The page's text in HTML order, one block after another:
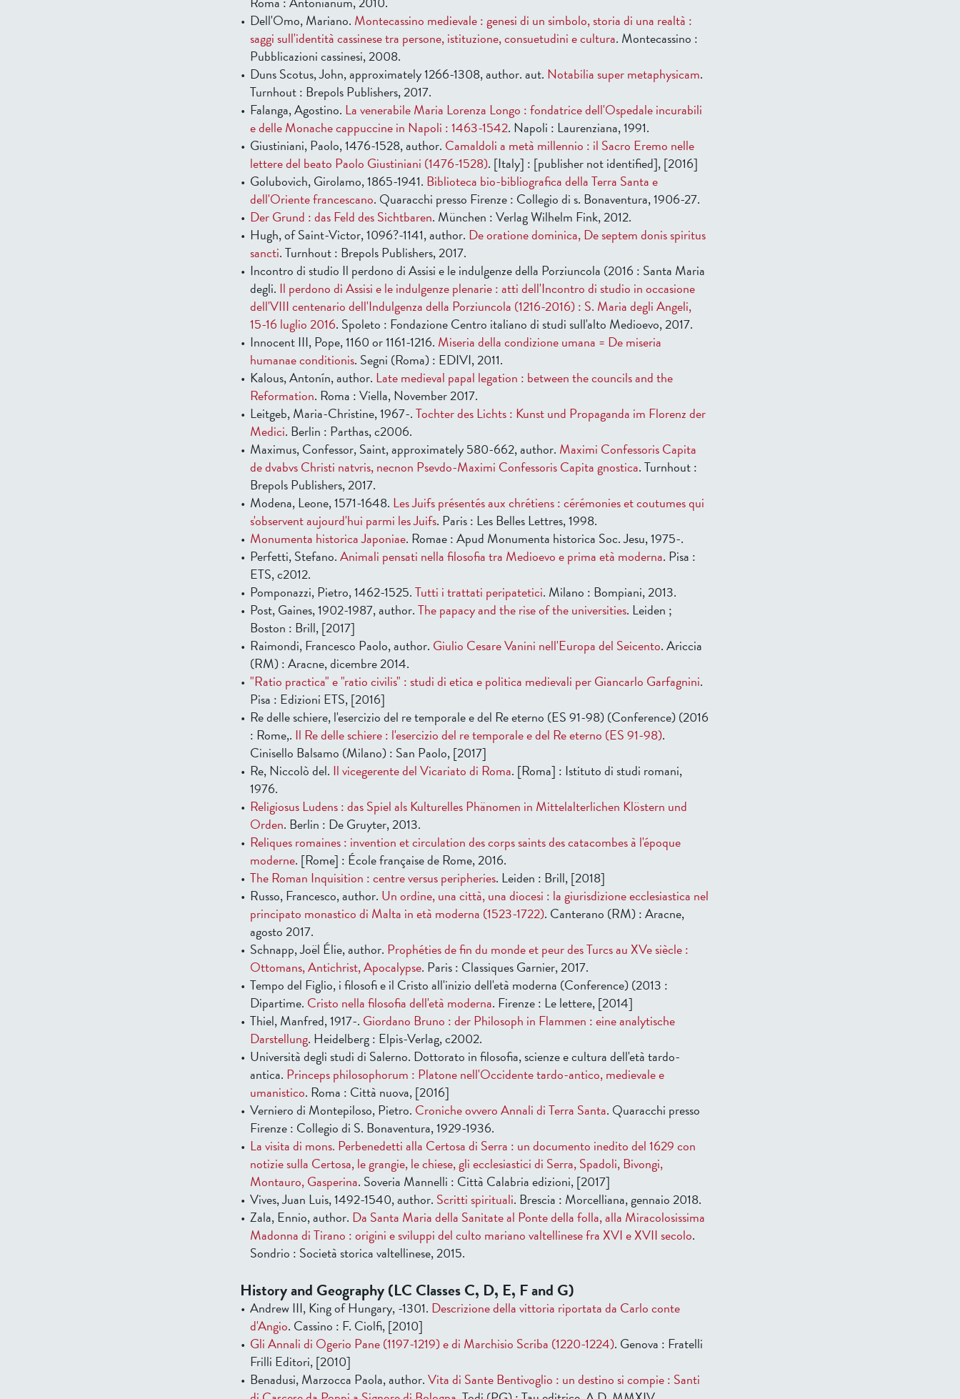
Dell'Omo, Mariano. Montecassino medievale : genesi di un simbolo, storia di una realtà :
saggi sull'identità cassinese tra persone, istituzione, consuetudini e cultura. Montecassino :
Pubblicazioni cassinesi, 2008.
Duns Scotus, John, approximately 1266-1308, author. aut. Notabilia super metaphysicam.
Turnhout : Brepols Publishers, 2017.
Falanga, Agostino. La venerabile Maria Lorenza Longo : fondatrice dell'Ospedale incurabili
e delle Monache cappuccine in Napoli : 1463-1542. Napoli : Laurenziana, 1991.
Giustiniani, Paolo, 1476-1528, author. Camaldoli a metà millennio : il Sacro Eremo nelle
lettere del beato Paolo Giustiniani (1476-1528). [Italy] : [publisher not identified], [2016]
Golubovich, Girolamo, 1865-1941. Biblioteca bio-bibliografica della Terra Santa e
dell'Oriente francescano. Quaracchi presso Firenze : Collegio di s. Bonaventura, 1906-27.
Der Grund : das Feld des Sichtbaren. München : Verlag Wilhelm Fink, 2012.
Hugh, of Saint-Victor, 1096?-1141, author. De oratione dominica, De septem donis spiritus
sancti. Turnhout : Brepols Publishers, 2017.
Incontro di studio Il perdono di Assisi e le indulgenze della Porziuncola (2016 : Santa Maria
degli. Il perdono di Assisi e le indulgenze plenarie : atti dell'Incontro di studio in occasione
dell'VIII centenario dell'Indulgenza della Porziuncola (1216-2016) : S. Maria degli Angeli,
15-16 luglio 2016. Spoleto : Fondazione Centro italiano di studi sull'alto Medioevo, 2017.
Innocent III, Pope, 1160 or 1161-1216. Miseria della condizione umana = De miseria
humanae conditionis. Segni (Roma) : EDIVI, 2011.
Kalous, Antonín, author. Late medieval papal legation : between the councils and the
Reformation. Roma : Viella, November 2017.
Leitgeb, Maria-Christine, 1967-.Tochter des Lichts : Kunst und Propaganda im Florenz der
Medici. Berlin : Parthas, c2006.
Maximus, Confessor, Saint, approximately 580-662, author. Maximi Confessoris Capita
de dvabvs Christi natvris, necnon Psevdo-Maximi Confessoris Capita gnostica. Turnhout :
Brepols Publishers, 2017.
Modena, Leone, 1571-1648. Les Juifs présentés aux chrétiens : cérémonies et coutumes qui
s'observent aujourd'hui parmi les Juifs. Paris : Les Belles Lettres, 1998.
Monumenta historica Japoniae. Romae : Apud Monumenta historica Soc. Jesu, 1975-.
Perfetti, Stefano.Animali pensati nella filosofia tra Medioevo e prima età moderna. Pisa :
ETS, c2012.
Pomponazzi, Pietro, 1462-1525.Tutti i trattati peripatetici. Milano : Bompiani, 2013.
Post, Gaines, 1902-1987, author.The papacy and the rise of the universities. Leiden ;
Boston : Brill, [2017]
Raimondi, Francesco Paolo, author. Giulio Cesare Vanini nell'Europa del Seicento. Ariccia
(RM) : Aracne, dicembre 2014.
"Ratio practica" e "ratio civilis" : studi di etica e politica medievali per Giancarlo Garfagnini.
Pisa : Edizioni ETS, [2016]
Re delle schiere, l'esercizio del re temporale e del Re eterno (ES 91-98) (Conference) (2016
: Rome,. Il Re delle schiere : l'esercizio del re temporale e del Re eterno (ES 91-98).
Cinisello Balsamo (Milano) : San Paolo, [2017]
Re, Niccolò del. Il vicegerente del Vicariato di Roma. [Roma] : Istituto di studi romani,
1976.
Religiosus Ludens : das Spiel als Kulturelles Phänomen in Mittelalterlichen Klöstern und
Orden. Berlin : De Gruyter, 2013.
Reliques romaines : invention et circulation des corps saints des catacombes à l'époque
moderne. [Rome] : École française de Rome, 2016.
The Roman Inquisition : centre versus peripheries. Leiden : Brill, [2018]
Russo, Francesco, author. Un ordine, una città, una diocesi : la giurisdizione ecclesiastica nel
principato monastico di Malta in età moderna (1523-1722). Canterano (RM) : Aracne,
agosto 2017.
Schnapp, Joël Élie, author. Prophéties de fin du monde et peur des Turcs au XVe siècle :
Ottomans, Antichrist, Apocalypse. Paris : Classiques Garnier, 2017.
Tempo del Figlio, i filosofi e il Cristo all'inizio dell'età moderna (Conference) (2013 :
Dipartime. Cristo nella filosofia dell'età moderna. Firenze : Le lettere, [2014]
Thiel, Manfred, 1917-. Giordano Bruno : der Philosoph in Flammen : eine analytische
Darstellung. Heidelberg : Elpis-Verlag, c2002.
Università degli studi di Salerno. Dottorato in filosofia, scienze e cultura dell'età tardo-
antica. Princeps philosophorum : Platone nell'Occidente tardo-antico, medievale e
umanistico. Roma : Città nuova, [2016]
Verniero di Montepiloso, Pietro. Croniche ovvero Annali di Terra Santa. Quaracchi presso
Firenze : Collegio di S. Bonaventura, 1929-1936.
La visita di mons. Perbenedetti alla Certosa di Serra : un documento inedito del 1629 con
notizie sulla Certosa, le grangie, le chiese, gli ecclesiastici di Serra, Spadoli, Bivongi,
Montauro, Gasperina. Soveria Mannelli : Città Calabria edizioni, [2017]
Vives, Juan Luis, 1492-1540, author. Scritti spirituali. Brescia : Morcelliana, gennaio 2018.
Zala, Ennio, author. Da Santa Maria della Sanitate al Ponte della folla, alla Miracolosissima
Madonna di Tirano : origini e sviluppi del culto mariano valtellinese fra XVI e XVII secolo.
Sondrio : Società storica valtellinese, 2015.
History and Geography (LC Classes C, D, E, F and G)
Andrew III, King of Hungary, -1301. Descrizione della vittoria riportata da Carlo conte
d'Angio. Cassino : F. Ciolfi, [2010]
Gli Annali di Ogerio Pane (1197-1219) e di Marchisio Scriba (1220-1224). Genova : Fratelli
Frilli Editori, [2010]
Benadusi, Marzocca Paola, author.Vita di Sante Bentivoglio : un destino si compie : Santi